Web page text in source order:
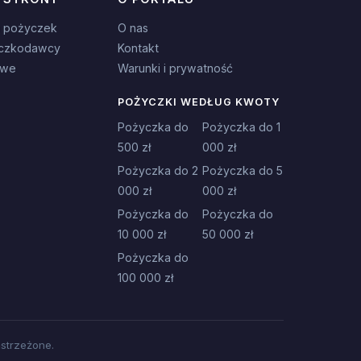
pożyczek
O nas
Kontakt
Warunki i prywatność
POŻYCZKI WEDŁUG KWOTY
Pożyczka do
500 zł
Pożyczka do 1
000 zł
Pożyczka do 2
000 zł
Pożyczka do 5
000 zł
Pożyczka do
10 000 zł
Pożyczka do
50 000 zł
Pożyczka do
100 000 zł